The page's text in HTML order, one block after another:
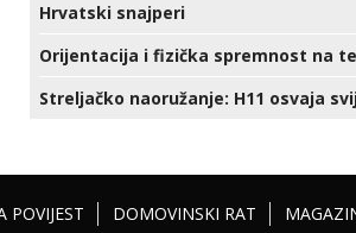
Hrvatski snajperi
Orijentacija i fizička spremnost na
Streljačko naoružanje: H11 osvaja
POVIJEST DOMOVINSKI RAT